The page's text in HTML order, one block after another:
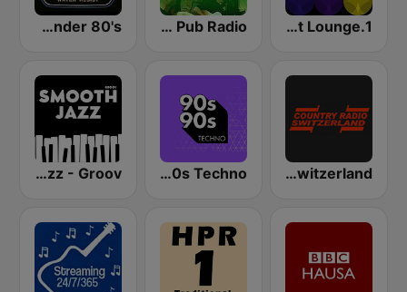
1.FM - Chillout Lounge
Irish Pub Radio
Wonder 80's
Country Radio Switzerland
90s90s Techno
Smooth Jazz - Groov